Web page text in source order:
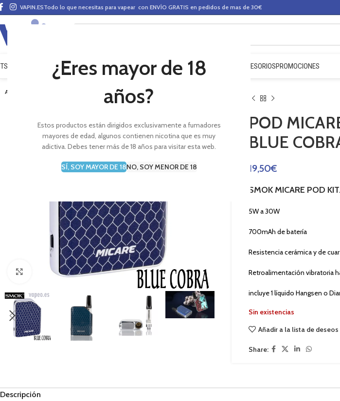
¿Eres mayor de 18
años?
Estos productos están dirigidos exclusivamente a fumadores
mayores de edad, algunos contienen nicotina que es muy
adictiva. Debes tener más de 18 años para visitar esta web.
SÍ, SOY MAYOR DE 18NO, SOY MENOR DE 18
VAPIN.ESTodo lo que necesitas para vapear con ENVÍO GRATIS en pedidos de mas de 30€
VAPEO MODS CLAROMIZADORES BASES Y AROMAS (ALQUIMIA) ACCESORIOSPROMOCIONES
AGOTADO
Haga Click para agrandar
POD
BLUE
19,50€
SMOK MICARE POD KIT.
5W a 30W
700mAh de batería
Resistencia cerámica y de
Retroalimentación vibratoria
incluye 1 líquido Hangsen o
Sin existencias
Añadir a la lista de deseos
Share:
Descripción